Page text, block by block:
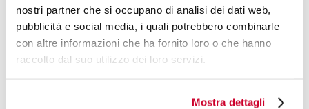
nostri partner che si occupano di analisi dei dati web,
pubblicità e social media, i quali potrebbero combinarle
con altre informazioni che ha fornito loro o che hanno
raccolto dal suo utilizzo dei loro servizi.
Mostra dettagli
DESIGN BY
BUGATTI DESIGN STUDIO